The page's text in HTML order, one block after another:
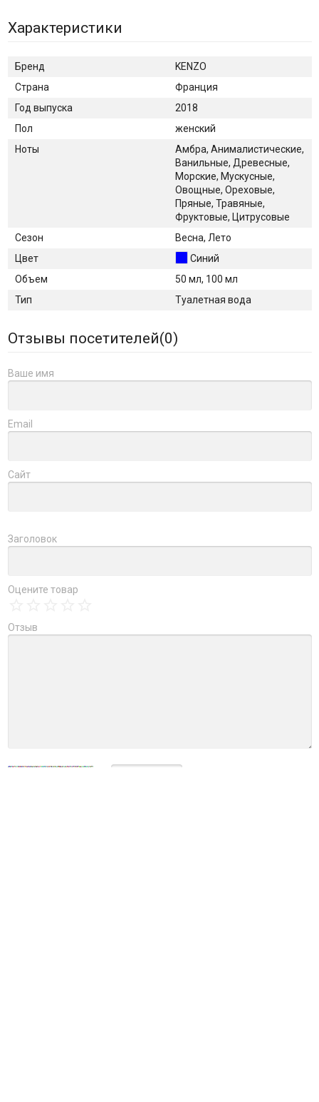
Характеристики
Бренд
KENZO
Страна
Франция
Год выпуска
2018
Пол
женский
Ноты
Амбра, Анималистические,
Ванильные, Древесные,
Морские, Мускусные,
Овощные, Ореховые,
Пряные, Травяные,
Фруктовые, Цитрусовые
Сезон
Весна, Лето
Цвет
Синий
Объем
50 мл, 100 мл
Тип
Туалетная вода
Отзывы посетителей(0)
Ваше имя
Email
Сайт
Заголовок
Оцените товар
Отзыв